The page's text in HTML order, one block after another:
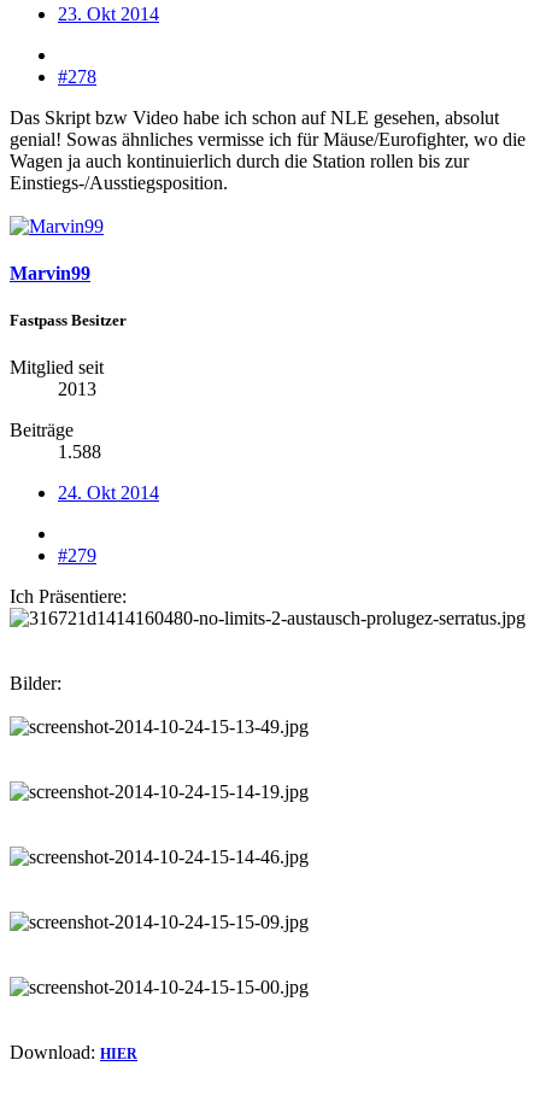
23. Okt 2014
#278
Das Skript bzw Video habe ich schon auf NLE gesehen, absolut
genial! Sowas ähnliches vermisse ich für Mäuse/Eurofighter, wo die
Wagen ja auch kontinuierlich durch die Station rollen bis zur
Einstiegs-/Ausstiegsposition.
Marvin99
Fastpass Besitzer
Mitglied seit
2013
Beiträge
1.588
24. Okt 2014
#279
Ich Präsentiere:
Bilder:
Download: HIER